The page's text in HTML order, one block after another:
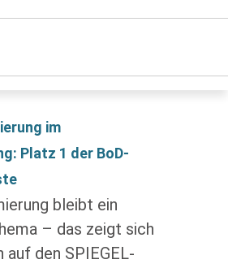
im
Platz 1 der BoD-
bleibt ein
– das zeigt sich
den SPIEGEL-